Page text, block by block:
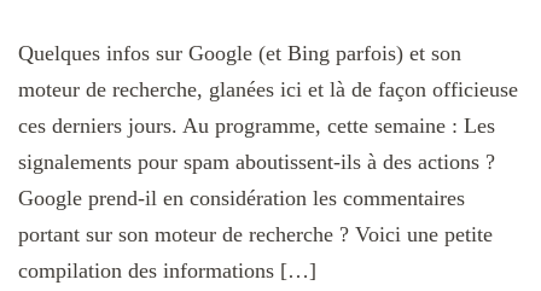
Quelques infos sur Google (et Bing parfois) et son
moteur de recherche, glanées ici et là de façon officieuse
ces derniers jours. Au programme, cette semaine : Les
signalements pour spam aboutissent-ils à des actions ?
Google prend-il en considération les commentaires
portant sur son moteur de recherche ? Voici une petite
compilation des informations […]